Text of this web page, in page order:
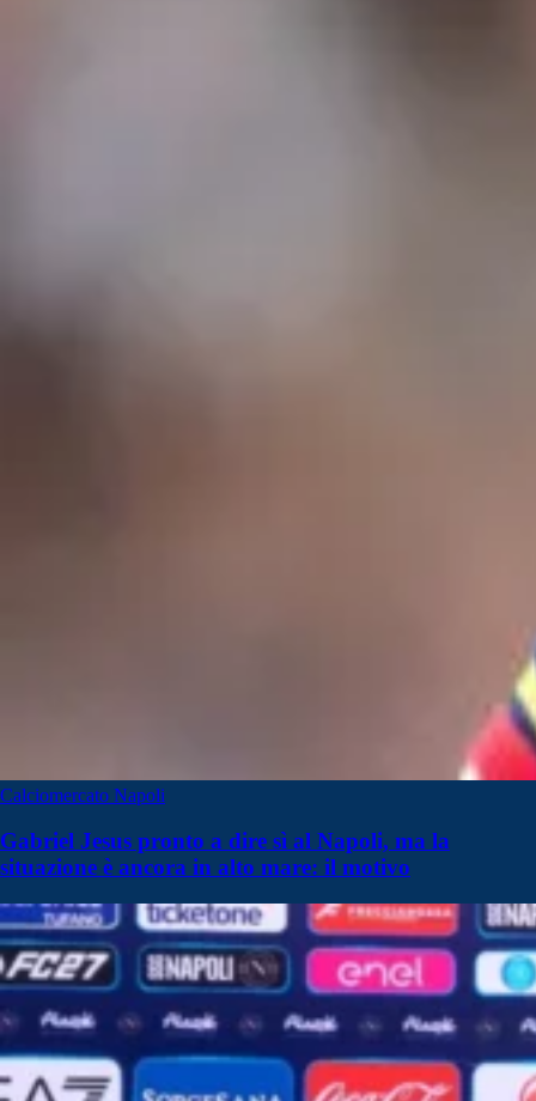
Calciomercato Napoli
Gabriel Jesus pronto a dire sì al Napoli, ma la
situazione è ancora in alto mare: il motivo